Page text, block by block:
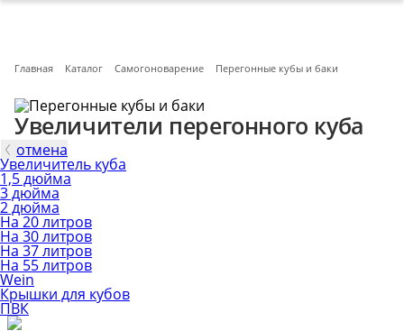
Главная Каталог Самогоноварение Перегонные кубы и баки
Увеличители перегонного куба
отмена
Увеличитель куба
1,5 дюйма
3 дюйма
2 дюйма
На 20 литров
На 30 литров
На 37 литров
На 55 литров
Wein
Крышки для кубов
ПВК